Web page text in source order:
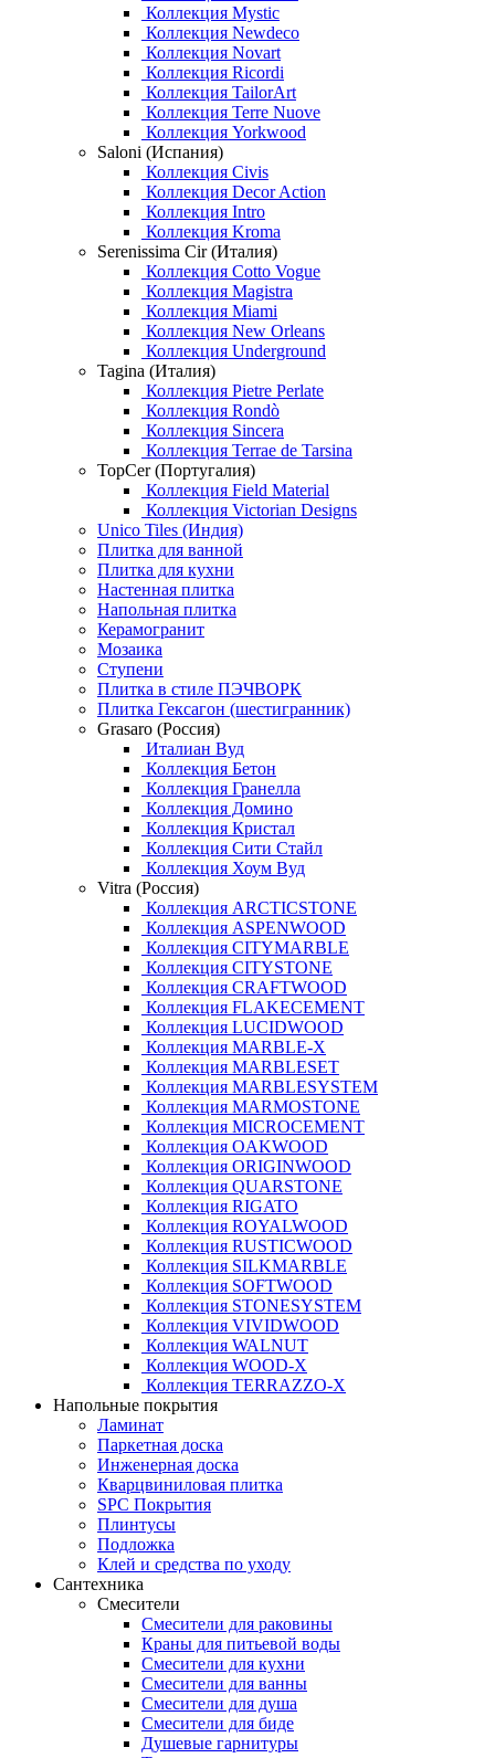
Коллекция Mystic
Коллекция Newdeco
Коллекция Novart
Коллекция Ricordi
Коллекция TailorArt
Коллекция Terre Nuove
Коллекция Yorkwood
Saloni (Испания)
Коллекция Civis
Коллекция Decor Action
Коллекция Intro
Коллекция Kroma
Serenissima Cir (Италия)
Коллекция Cotto Vogue
Коллекция Magistra
Коллекция Miami
Коллекция New Orleans
Коллекция Underground
Tagina (Италия)
Коллекция Pietre Perlate
Коллекция Rondò
Коллекция Sincera
Коллекция Terrae de Tarsina
TopCer (Португалия)
Коллекция Field Material
Коллекция Victorian Designs
Unico Tiles (Индия)
Плитка для ванной
Плитка для кухни
Настенная плитка
Напольная плитка
Керамогранит
Мозаика
Ступени
Плитка в стиле ПЭЧВОРК
Плитка Гексагон (шестигранник)
Grasaro (Россия)
Италиан Вуд
Коллекция Бетон
Коллекция Гранелла
Коллекция Домино
Коллекция Кристал
Коллекция Сити Стайл
Коллекция Хоум Вуд
Vitra (Россия)
Коллекция ARCTICSTONE
Коллекция ASPENWOOD
Коллекция CITYMARBLE
Коллекция CITYSTONE
Коллекция CRAFTWOOD
Коллекция FLAKECEMENT
Коллекция LUCIDWOOD
Коллекция MARBLE-X
Коллекция MARBLESET
Коллекция MARBLESYSTEM
Коллекция MARMOSTONE
Коллекция MICROCEMENT
Коллекция OAKWOOD
Коллекция ORIGINWOOD
Коллекция QUARSTONE
Коллекция RIGATO
Коллекция ROYALWOOD
Коллекция RUSTICWOOD
Коллекция SILKMARBLE
Коллекция SOFTWOOD
Коллекция STONESYSTEM
Коллекция VIVIDWOOD
Коллекция WALNUT
Коллекция WOOD-X
Коллекция ТЕRRАZZO-X
Напольные покрытия
Ламинат
Паркетная доска
Инженерная доска
Кварцвиниловая плитка
SPC Покрытия
Плинтусы
Подложка
Клей и средства по уходу
Сантехника
Смесители
Смесители для раковины
Краны для питьевой воды
Смесители для кухни
Смесители для ванны
Смесители для душа
Смесители для биде
Душевые гарнитуры